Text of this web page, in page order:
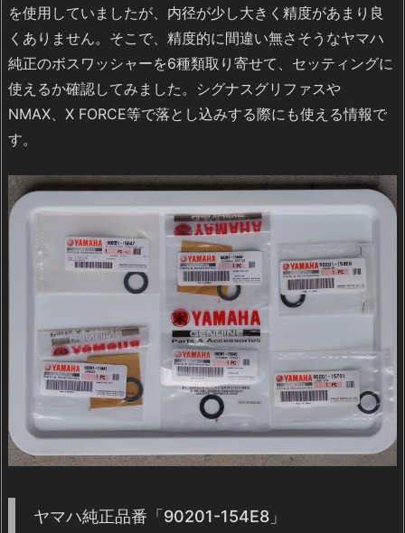
を使用していましたが、内径が少し大きく精度があまり良
くありません。そこで、精度的に間違い無さそうなヤマハ
純正のボスワッシャーを6種類取り寄せて、セッティングに
使えるか確認してみました。シグナスグリファスや
NMAX、X FORCE等で落とし込みする際にも使える情報で
す。
ヤマハ純正品番「90201-154E8」